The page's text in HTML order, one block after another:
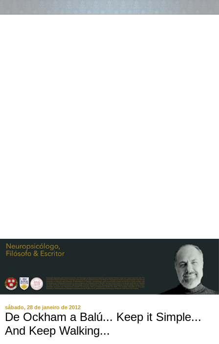
sábado, 28 de janeiro de 2012
De Ockham a Balú... Keep it Simple...
And Keep Walking...